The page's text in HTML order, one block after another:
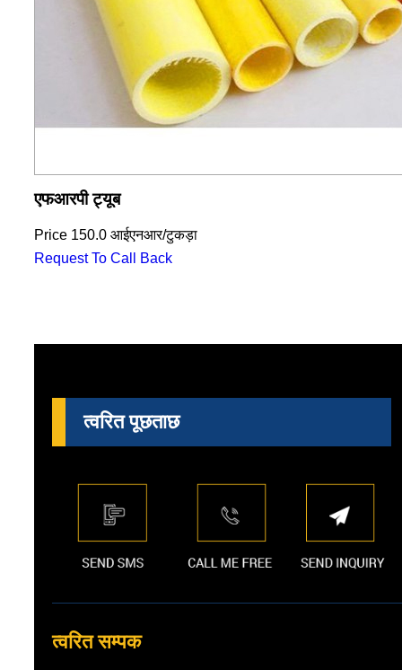
एफआरपी ट्यूब
Price 150.0 आईएनआर/टुकड़ा
Request To Call Back
त्वरित पूछताछ
त्वरित सम्पक